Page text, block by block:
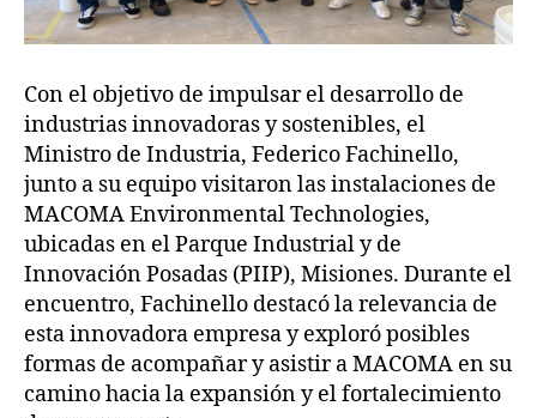
Con el objetivo de impulsar el desarrollo de
industrias innovadoras y sostenibles, el
Ministro de Industria, Federico Fachinello,
junto a su equipo visitaron las instalaciones de
MACOMA Environmental Technologies,
ubicadas en el Parque Industrial y de
Innovación Posadas (PIIP), Misiones. Durante el
encuentro, Fachinello destacó la relevancia de
esta innovadora empresa y exploró posibles
formas de acompañar y asistir a MACOMA en su
camino hacia la expansión y el fortalecimiento